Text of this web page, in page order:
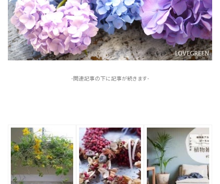
-関連記事の下に記事が続きます-